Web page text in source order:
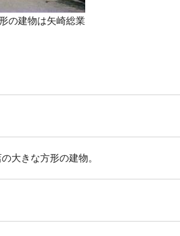
の建物は矢崎総業
大きな方形の建物。